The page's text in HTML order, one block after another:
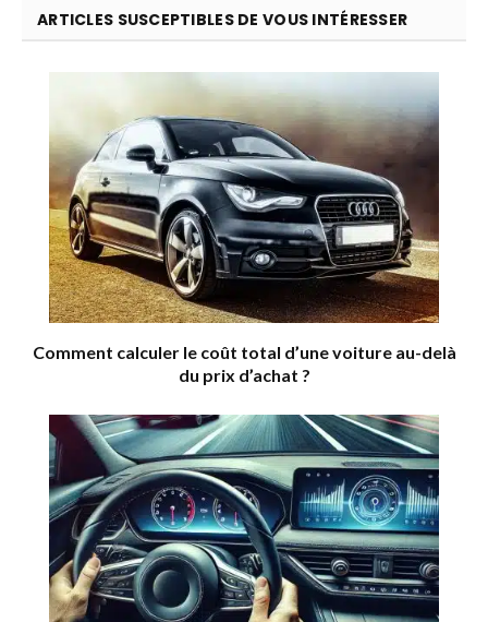
ARTICLES SUSCEPTIBLES DE VOUS INTÉRESSER
Comment calculer le coût total d’une voiture au-delà
du prix d’achat ?